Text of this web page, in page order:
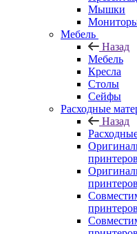
Мышки
Мебель
Назад
Мебель
Кресла
Столы
Сейфы
Расходные
Назад
принтеров
принтеров
принтеров